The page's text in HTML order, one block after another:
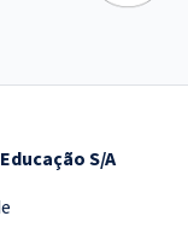
S/A